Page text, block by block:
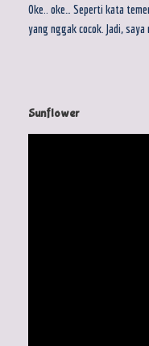
Oke.. oke… Seperti kata
yang nggak cocok. Jadi,
Sunflower